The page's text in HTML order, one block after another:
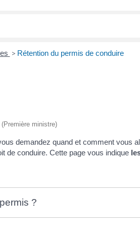
> Rétention du permis de conduire
ministre)
demandez quand et comment vous
de conduire. Cette page vous indique
?